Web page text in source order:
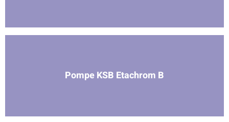
Pompe KSB Etachrom B